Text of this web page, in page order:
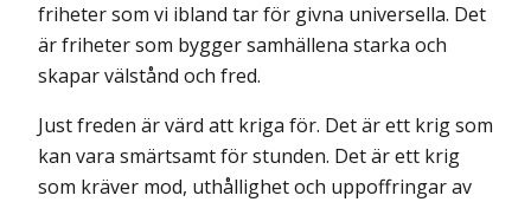
friheter som vi ibland tar för givna universella. Det
är friheter som bygger samhällena starka och
skapar välstånd och fred.
Just freden är värd att kriga för. Det är ett krig som
kan vara smärtsamt för stunden. Det är ett krig
som kräver mod, uthållighet och uppoffringar av